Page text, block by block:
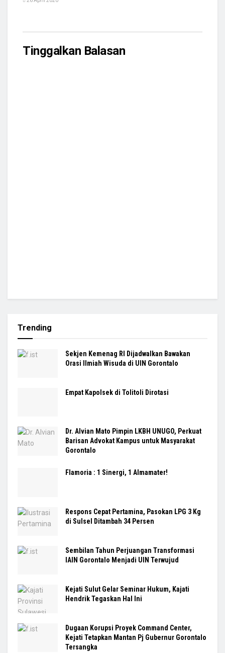
Tinggalkan Balasan
Trending
Sekjen Kemenag RI Dijadwalkan Bawakan
Orasi Ilmiah Wisuda di UIN Gorontalo
Empat Kapolsek di Tolitoli Dirotasi
Dr. Alvian Mato Pimpin LKBH UNUGO, Perkuat
Barisan Advokat Kampus untuk Masyarakat
Gorontalo
Flamoria : 1 Sinergi, 1 Almamater!
Respons Cepat Pertamina, Pasokan LPG 3 Kg
di Sulsel Ditambah 34 Persen
Sembilan Tahun Perjuangan Transformasi
IAIN Gorontalo Menjadi UIN Terwujud
Kejati Sulut Gelar Seminar Hukum, Kajati
Hendrik Tegaskan Hal Ini
Dugaan Korupsi Proyek Command Center,
Kejati Tetapkan Mantan Pj Gubernur Gorontalo
Tersangka